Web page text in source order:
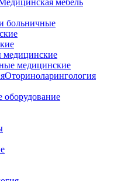
мебель
больничные
медицинские
медицинские
Оториноларингология
оборудование